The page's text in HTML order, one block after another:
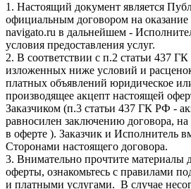
1. Настоящий документ является
официальным договором на оказание
navigato.ru в дальнейшем -
условия предоставления услуг.
2. В соответствии с п.2 статьи 437
изложенных ниже условий и
платных объявлений юридическое
производящее акцепт настоящей
Заказчиком (п.3 статьи 437 ГК РФ -
равносилен заключению договора,
в оферте ). Заказчик и Исполнитель
Сторонами настоящего договора.
3. Внимательно прочтите материалы
оферты, ознакомьтесь с правилами
и платными услугами. В случае